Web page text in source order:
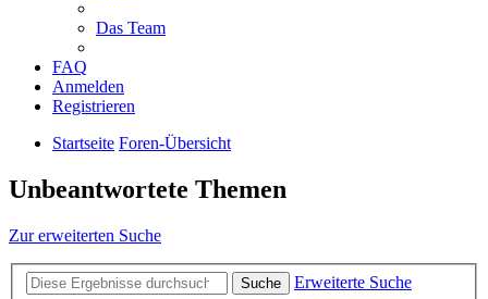
Das Team
FAQ
Anmelden
Registrieren
Startseite Foren-Übersicht
Unbeantwortete Themen
Zur erweiterten Suche
Suche
Erweiterte Suche